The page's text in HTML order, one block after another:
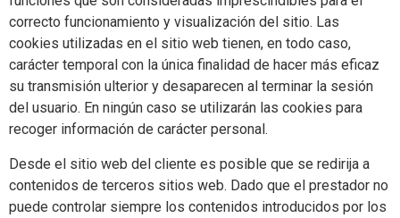
correcto funcionamiento y visualización del sitio. Las
cookies utilizadas en el sitio web tienen, en todo caso,
carácter temporal con la única finalidad de hacer más eficaz
su transmisión ulterior y desaparecen al terminar la sesión
del usuario. En ningún caso se utilizarán las cookies para
recoger información de carácter personal.
Desde el sitio web del cliente es posible que se redirija a
contenidos de terceros sitios web. Dado que el prestador no
puede controlar siempre los contenidos introducidos por los